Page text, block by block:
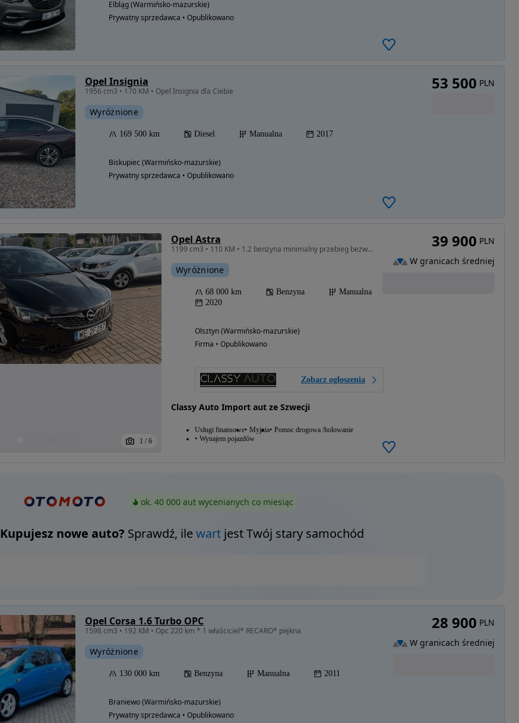
Elbląg (Warmińsko-mazurskie)
Prywatny sprzedawca • Opublikowano
Opel Insignia
1956 cm3 • 170 KM • Opel Insignia dla Ciebie
Wyróżnione
169 500 km Diesel Manualna 2017
Biskupiec (Warmińsko-mazurskie)
Prywatny sprzedawca • Opublikowano
53 500 PLN
1 / 6
Opel Astra
1199 cm3 • 110 KM • 1.2 benzyna minimalny przebieg bezwypadkowa Full LED Apple Carplay
Wyróżnione
68 000 km Benzyna
Manualna
2020
Olsztyn (Warmińsko-mazurskie)
Firma • Opublikowano
Zobacz ogłoszenia
Classy Auto Import aut ze Szwecji
Usługi finansowe Myjnia Pomoc drogowa /holowanie
Wynajem pojazdów
39 900 PLN
W granicach średniej
ok. 40 000 aut wycenianych co miesiąc
Kupujesz nowe auto? Sprawdź, ilewartjest Twój stary samochód
Opel Corsa 1.6 Turbo OPC
1598 cm3 • 192 KM • Opc 220 km * 1 właściciel* RECARO* piękna
Wyróżnione
130 000 km Benzyna Manualna 2011
Braniewo (Warmińsko-mazurskie)
Prywatny sprzedawca • Opublikowano
28 900 PLN
W granicach średniej